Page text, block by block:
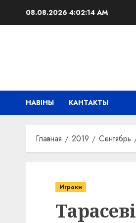
08.08.2026 4:02:14 AM
НАВІНЫ КАНТАКТЫ
Главная 2019 Сентябрь
Игроки